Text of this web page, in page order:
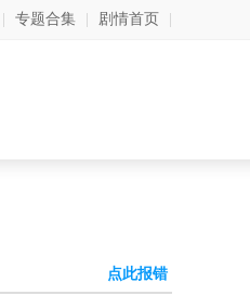
专题合集 剧情首页
点此报错